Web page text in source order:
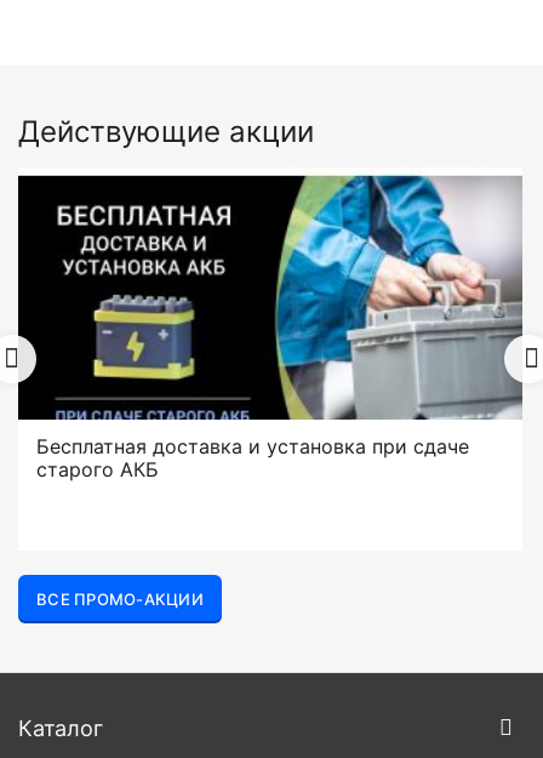
Действующие акции
Бесплатная доставка и установка при сдаче
старого АКБ
ВСЕ ПРОМО-АКЦИИ
Каталог